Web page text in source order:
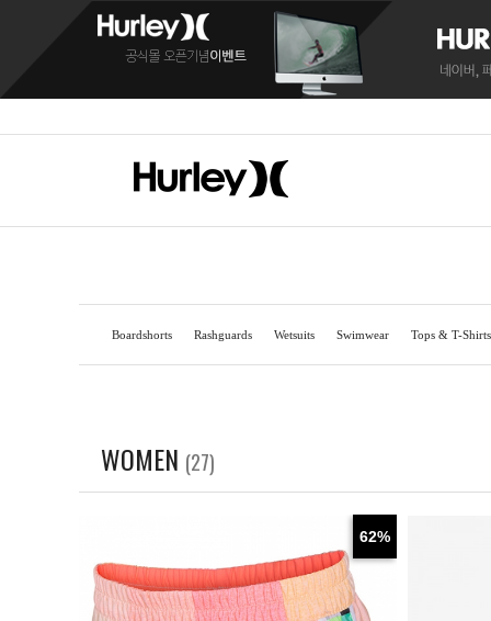
Boardshorts Rashguards Wetsuits Swimwear Tops & T-Shirts
WOMEN (27)
62%